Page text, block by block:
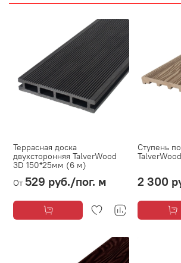
Террасная доска
двухсторонняя TalverWood
3D 150*25мм (6 м)
От 529 руб./пог. м
Ступень
2 300